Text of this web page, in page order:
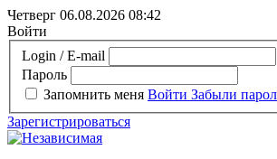
Четверг 06.08.2026 08:42
Войти
Login / E-mail
Пароль
Запомнить меня Войти Забыли
Зарегистрироваться